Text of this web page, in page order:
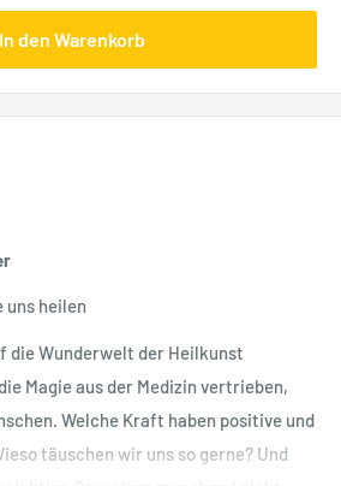
In den Warenkorb
uns heilen
die Wunderwelt der Heilkunst
Magie aus der Medizin vertrieben,
Welche Kraft haben positive und
täuschen wir uns so gerne? Und